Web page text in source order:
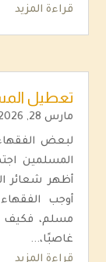
قراءة المزيد
تعطيل
مارس 28, 2026
لبعض
المسلمين
أظهر شعائر
أوجب
مسلم، فكيف
غاصبًا،...
قراءة المزيد